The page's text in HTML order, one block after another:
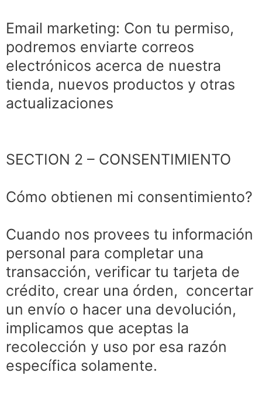
Email marketing: Con tu permiso,
podremos enviarte correos
electrónicos acerca de nuestra
tienda, nuevos productos y otras
actualizaciones
SECTION 2 – CONSENTIMIENTO
Cómo obtienen mi consentimiento?
Cuando nos provees tu información
personal para completar una
transacción, verificar tu tarjeta de
crédito, crear una órden, concertar
un envío o hacer una devolución,
implicamos que aceptas la
recolección y uso por esa razón
específica solamente.